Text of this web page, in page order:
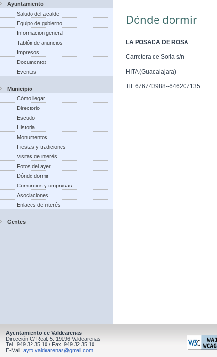
Ayuntamiento
Saludo del alcalde
Equipo de gobierno
Información general
Tablón de anuncios
Impresos
Documentos
Eventos
Municipio
Cómo llegar
Directorio
Escudo
Historia
Monumentos
Fiestas y tradiciones
Visitas de interés
Fotos del ayer
Dónde dormir
Comercios y empresas
Asociaciones
Enlaces de interés
Gentes
Dónde dormir
LA POSADA DE ROSA
Carretera de Soria s/n
HITA (Guadalajara)
Tlf. 676743988--646207135
Ayuntamiento de Valdearenas
Dirección C/ Real, 5, 19196 Valdearenas
Tel.: 949 32 35 10 / Fax: 949 32 35 10
E-Mail: ayto.valdearenas@gmail.com